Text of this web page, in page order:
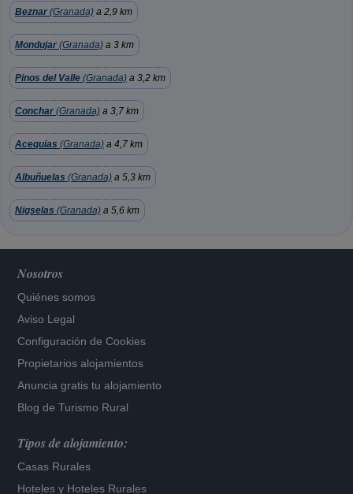
Beznar (Granada) a 2,9 km
Mondujar (Granada) a 3 km
Pinos del Valle (Granada) a 3,2 km
Conchar (Granada) a 3,7 km
Acequias (Granada) a 4,7 km
Albuñuelas (Granada) a 5,3 km
Nigselas (Granada) a 5,6 km
Nosotros
Quiénes somos
Aviso Legal
Configuración de Cookies
Propietarios alojamientos
Anuncia gratis tu alojamiento
Blog de Turismo Rural
Tipos de alojamiento:
Casas Rurales
Hoteles y Hoteles Rurales